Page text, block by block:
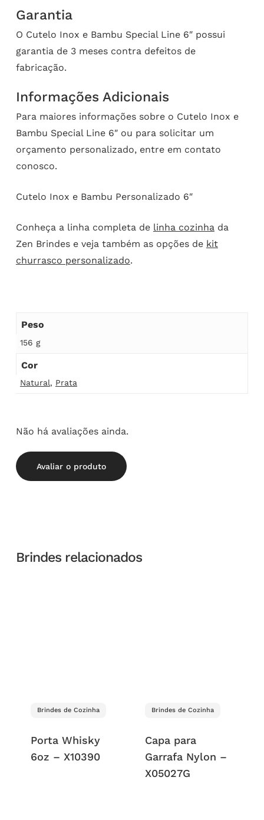
Garantia
O Cutelo Inox e Bambu Special Line 6″ possui
garantia de 3 meses contra defeitos de
fabricação.
Informações Adicionais
Para maiores informações sobre o Cutelo Inox e
Bambu Special Line 6″ ou para solicitar um
orçamento personalizado, entre em contato
conosco.
Cutelo Inox e Bambu Personalizado 6″
Conheça a linha completa de linha cozinhada
Zen Brindes e veja também as opções de kit
churrasco personalizado.
Peso
156 g
Cor
Natural, Prata
Não há avaliações ainda.
Avaliar o produto
Brindes relacionados
Brindes de Cozinha
Porta Whisky
6oz – X10390
Brindes de Cozinha
Capa para
Garrafa Nylon –
X05027G